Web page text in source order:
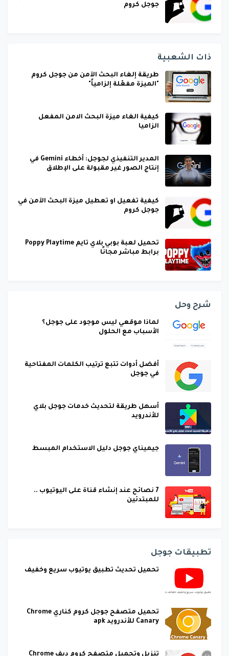
جوجل كروم
ذات الشعبية
طريقة إلغاء البحث الآمن من جوجل كروم
"الميزة مفعّلة إلزامياً"
كيفية الغاء ميزة البحث الامن المفعل
الزاميا
المدير التنفيذي لجوجل: أخطاء Gemini في
إنتاج الصور غير مقبولة على الإطلاق
كيفية تفعيل او تعطيل ميزة البحث الآمن في
جوجل كروم
تحميل لعبة بوبي بلاي تايم Poppy Playtime
برابط مباشر مجانًا
شرح وحل
لماذا موقعي ليس موجود على جوجل؟
الأسباب مع الحلول
أفضل أدوات تتبع ترتيب الكلمات المفتاحية
في جوجل
أسهل طريقة لتحديث خدمات جوجل بلاي
للأندرويد
جيميناي جوجل دليل الاستخدام المبسط
7 نصائح عند إنشاء قناة على اليوتيوب ..
للمبتدئين
تطبيقات جوجل
تحميل تحديث تطبيق يوتيوب سريع وخفيف
تحميل متصفح جوجل كروم كناري Chrome
Canary للأندرويد apk
تنزيل وتحميل متصفح كروم ديف Chrome